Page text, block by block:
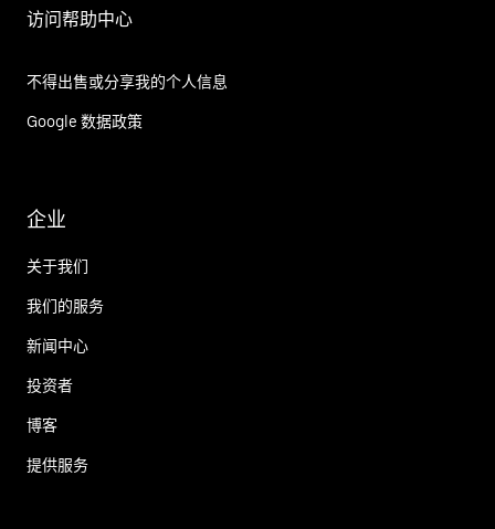
访问帮助中心
不得出售或分享我的个人信息
Google 数据政策
企业
关于我们
我们的服务
新闻中心
投资者
博客
提供服务